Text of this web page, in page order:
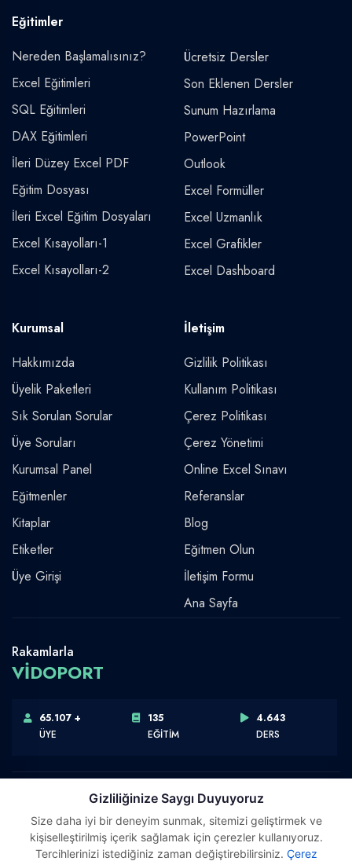
Eğitimler
Nereden Başlamalısınız?
Excel Eğitimleri
SQL Eğitimleri
DAX Eğitimleri
İleri Düzey Excel PDF
Eğitim Dosyası
İleri Excel Eğitim Dosyaları
Excel Kısayolları-1
Excel Kısayolları-2
Ücretsiz Dersler
Son Eklenen Dersler
Sunum Hazırlama
PowerPoint
Outlook
Excel Formüller
Excel Uzmanlık
Excel Grafikler
Excel Dashboard
Kurumsal
Hakkımızda
Üyelik Paketleri
Sık Sorulan Sorular
Üye Soruları
Kurumsal Panel
Eğitmenler
Kitaplar
Etiketler
Üye Girişi
İletişim
Gizlilik Politikası
Kullanım Politikası
Çerez Politikası
Çerez Yönetimi
Online Excel Sınavı
Referanslar
Blog
Eğitmen Olun
İletişim Formu
Ana Sayfa
Rakamlarla
VİDOPORT
65.107 +
ÜYE
135
EĞİTİM
4.643
DERS
Telif Hakkı © 2026 Vidoport, Inc.
Software,Design & Development:Webimonline
Gizliliğinize Saygı Duyuyoruz
Size daha iyi bir deneyim sunmak, sitemizi geliştirmek ve
kişiselleştirilmiş içerik sağlamak için çerezler kullanıyoruz.
Tercihlerinizi istediğiniz zaman değiştirebilirsiniz. Çerez